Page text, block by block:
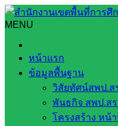
Skip
to
content
MENU
หน้าแรก
ข้อมูลพื้นฐาน
วิสัยทัศน์สพป.ส
พันธกิจ สพป.สร
โครงสร้าง หน้
Search
ลงพื้นที่เยี่ยมและติดตามกา
ด่าน หลังจากที่ได้ติดตามก
ลงพื้นที่เยี่ยมและ
นักเรียนโรงเรีย